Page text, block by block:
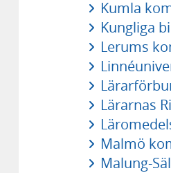
Kumla
Kungliga
Lerums
Lärarnas
Malmö
Malung-